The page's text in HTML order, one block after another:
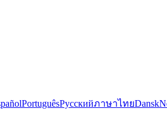
PortuguêsРусскийภาษาไทยDansk